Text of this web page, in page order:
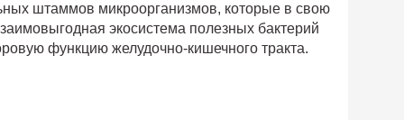
штаммов микроорганизмов, которые в свою
экосистема полезных бактерий
функцию желудочно-кишечного тракта.